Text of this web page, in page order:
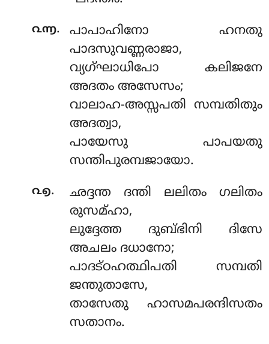
൨൬.
പാപാഹിനോ ഹനതു
പാദസുവണ്ണരാജാ,
വ്യഗ്ഘാധിപോ കലിജനേ
അദതം അസേസം;
വാലാഹ-അസ്സപതി സമ്പതിതും
അദത്വാ,
പായേസു പാപയതു
സന്തിപുരമ്പജായോ.
൨൭.
ഛദ്ദന്ത ദന്തി ലലിതം ഗലിതം
രുസമ്ഹാ,
ലുദ്ദേത്ത ദുബ്ഭിനി ദിസേ
അചലം ദധാനോ;
പാദട്ഠഹത്ഥിപതി സമ്പതി
ജന്തുതാസേ,
താസേതു ഹാസമപരന്ദിസതം
സതാനം.